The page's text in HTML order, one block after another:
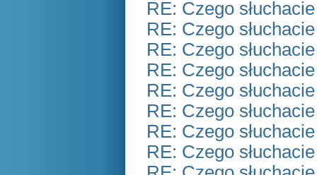
RE: Czego
RE: Czego
RE: Czego
RE: Czego
RE: Czego
RE: Czego
RE: Czego
RE: Czego